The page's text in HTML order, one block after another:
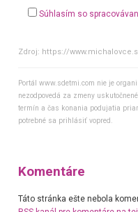
Súhlasím so
Zdroj: https://
Portál www.sdetmi.com nie je
nezodpovedá za zmeny
termín a čas konania podujatia
potrebné sa prihlásiť vopred.
Komentáre
Táto stránka ešte nebola